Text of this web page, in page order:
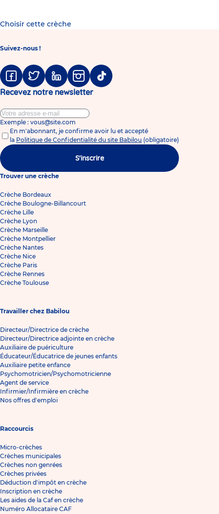
Choisir cette crèche
Suivez-nous !
FacebookTwitter LinkedinInstagramTiktok
Recevez notre newsletter
Exemple : vous@site.com
En m'abonnant, je confirme avoir lu et accepté
la Politique de Confidentialité du site Babilou (obligatoire)
S'inscrire
Trouver une crèche
Crèche Bordeaux
Crèche Boulogne-Billancourt
Crèche Lille
Crèche Lyon
Crèche Marseille
Crèche Montpellier
Crèche Nantes
Crèche Nice
Crèche Paris
Crèche Rennes
Crèche Toulouse
Travailler chez Babilou
Directeur/Directrice de crèche
Directeur/Directrice adjointe en crèche
Auxiliaire de puériculture
Éducateur/Éducatrice de jeunes enfants
Auxiliaire petite enfance
Psychomotricien/Psychomotricienne
Agent de service
Infirmier/Infirmière en crèche
Nos offres d'emploi
Raccourcis
Micro-crèches
Crèches municipales
Crèches non genrées
Crèches privées
Déduction d'impôt en crèche
Inscription en crèche
Les aides de la Caf en crèche
Numéro Allocataire CAF